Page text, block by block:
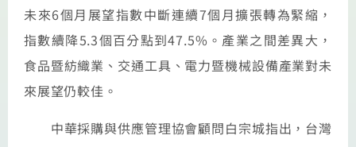
未來6個月展望指數中斷連續7個月擴張轉為緊縮，
指數續降5.3個百分點到47.5%。產業之間差異大，
食品暨紡織業、交通工具、電力暨機械設備產業對未
來展望仍較佳。
中華採購與供應管理協會顧問白宗城指出，台灣